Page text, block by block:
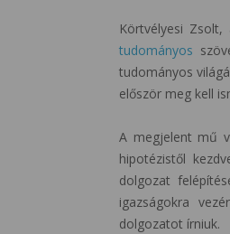
Körtvélyesi Zsolt,
tudományos
tudományos
először meg kell
A megjelent mű
hipotézistől
dolgozat
igazságokra
dolgozatot írniuk.